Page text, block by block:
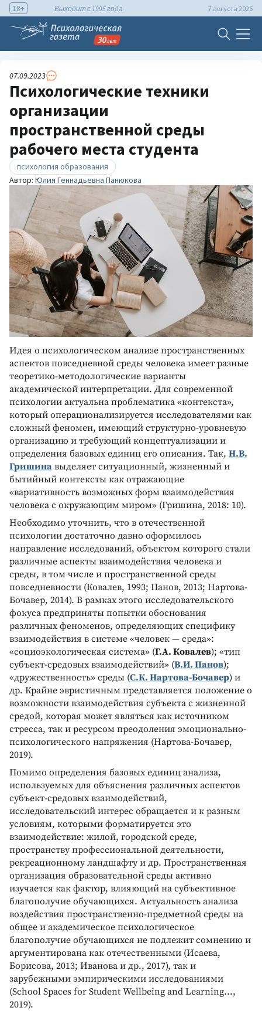
18+ Выходит с 1995 года 7 августа 2026
07.09.2023
Психологические техники
организации
пространственной среды
рабочего места студента
психология образования
Автор: Юлия Геннадьевна Панюкова
Идея о психологическом анализе пространственных
аспектов повседневной среды человека имеет разные
теоретико-методологические варианты
академической интерпретации. Для современной
психологии актуальна проблематика «контекста»,
который операционализируется исследователями как
сложный феномен, имеющий структурно-уровневую
организацию и требующий концептуализации и
определения базовых единиц его описания. Так, Н.В.
Гришина выделяет ситуационный, жизненный и
бытийный контексты как отражающие
«вариативность возможных форм взаимодействия
человека с окружающим миром» (Гришина, 2018: 10).
Необходимо уточнить, что в отечественной
психологии достаточно давно оформилось
направление исследований, объектом которого стали
различные аспекты взаимодействия человека и
среды, в том числе и пространственной среды
повседневности (Ковалев, 1993; Панов, 2013; Нартова-
Бочавер, 2014). В рамках этого исследовательского
фокуса предприняты попытки обоснования
различных феноменов, определяющих специфику
взаимодействия в системе «человек — среда»:
«социоэкологическая система» (Г.А. Ковалев); «тип
субъект-средовых взаимодействий» (В.И. Панов);
«дружественность» среды (С.К. Нартова-Бочавер) и
др. Крайне эвристичным представляется положение о
возможности взаимодействия субъекта с жизненной
средой, которая может являться как источником
стресса, так и ресурсом преодоления эмоционально-
психологического напряжения (Нартова-Бочавер,
2019).
Помимо определения базовых единиц анализа,
используемых для объяснения различных аспектов
субъект-средовых взаимодействий,
исследовательский интерес обращается и к разным
условиям, которыми форматируется это
взаимодействие: жилой, городской среде,
пространству профессиональной деятельности,
рекреационному ландшафту и др. Пространственная
организация образовательной среды активно
изучается как фактор, влияющий на субъективное
благополучие обучающихся. Актуальность анализа
воздействия пространственно-предметной среды на
общее и академическое психологическое
благополучие обучающихся не подлежит сомнению и
аргументирована как отечественными (Исаева,
Борисова, 2013; Иванова и др., 2017), так и
зарубежными эмпирическими исследованиями
(School Spaces for Student Wellbeing and Learning...,
2019).